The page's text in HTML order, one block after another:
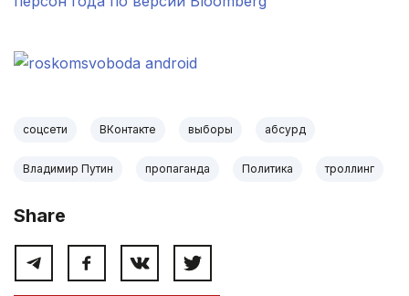
соцсети ВКонтакте выборы абсурд
Владимир Путин пропаганда Политика троллинг
Share